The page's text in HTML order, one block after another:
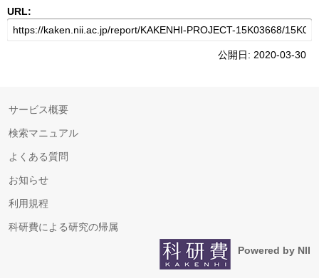
URL:
公開日: 2020-03-30
サービス概要
検索マニュアル
よくある質問
お知らせ
利用規程
科研費による研究の帰属
Powered by NII